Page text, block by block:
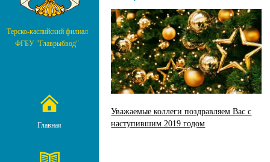
Терско-каспийский филиал
ФГБУ "Главрыбвод"
Главная
Уважаемые коллеги поздравляем Вас с
наступившим 2019 годом